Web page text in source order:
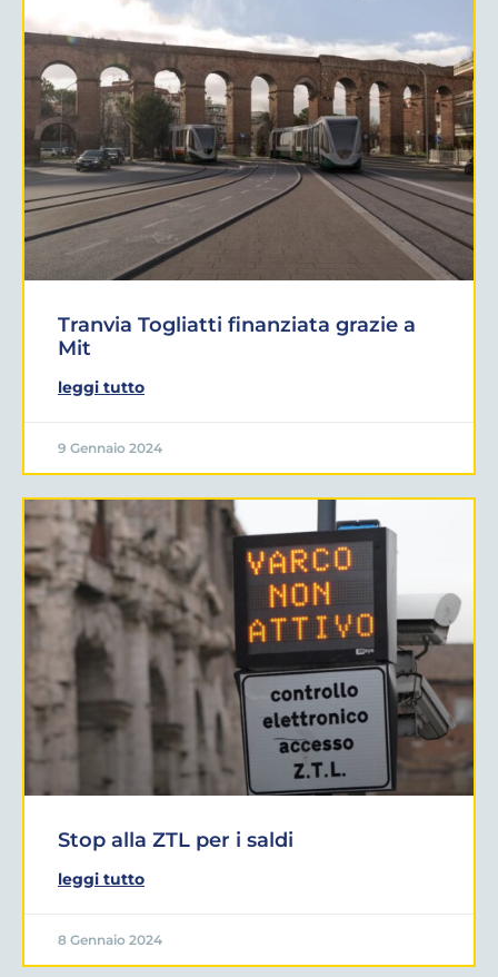
Tranvia Togliatti finanziata grazie a
Mit
leggi tutto
9 Gennaio 2024
Stop alla ZTL per i saldi
leggi tutto
8 Gennaio 2024